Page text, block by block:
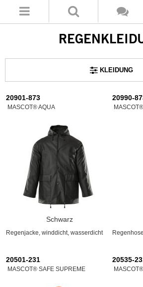
KLEIDUNG
20901-873
MASCOT® AQUA
Schwarz
Regenjacke, winddicht, wasserdicht
20990-
20501-231
MASCOT® SAFE SUPREME
20535-